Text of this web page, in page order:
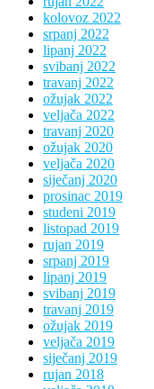
kolovoz 2022
srpanj 2022
lipanj 2022
svibanj 2022
travanj 2022
ožujak 2022
veljača 2022
travanj 2020
ožujak 2020
veljača 2020
siječanj 2020
prosinac 2019
studeni 2019
listopad 2019
rujan 2019
srpanj 2019
lipanj 2019
svibanj 2019
travanj 2019
ožujak 2019
veljača 2019
siječanj 2019
rujan 2018